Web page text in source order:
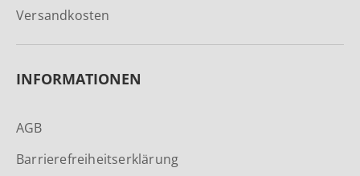
Versandkosten
INFORMATIONEN
AGB
Barrierefreiheitserklärung